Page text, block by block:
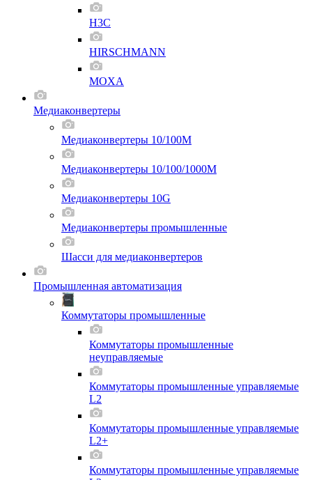
H3C
HIRSCHMANN
MOXA
Медиаконвертеры
Медиаконвертеры 10/100M
Медиаконвертеры 10/100/1000M
Медиаконвертеры 10G
Медиаконвертеры промышленные
Шасси для мeдиаконвертеров
Промышленная автоматизация
Коммутаторы промышленные
Коммутаторы промышленные
неуправляемые
Коммутаторы промышленные управляемые
L2
Коммутаторы промышленные управляемые
L2+
Коммутаторы промышленные управляемые